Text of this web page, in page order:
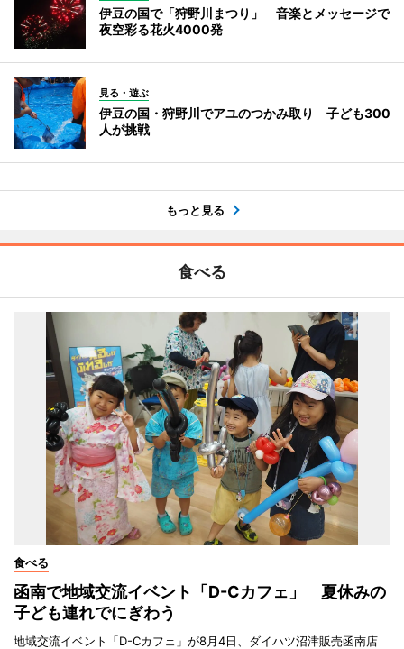
伊豆の国で「狩野川まつり」 音楽とメッセージで
夜空彩る花火4000発
見る・遊ぶ
伊豆の国・狩野川でアユのつかみ取り 子ども300
人が挑戦
もっと見る
食べる
食べる
函南で地域交流イベント「D-Cカフェ」 夏休みの
子ども連れでにぎわう
地域交流イベント「D-Cカフェ」が8月4日、ダイハツ沼津販売函南店